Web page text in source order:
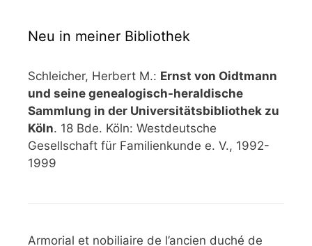
Neu in meiner Bibliothek
Schleicher, Herbert M.: Ernst von Oidtmann
und seine genealogisch-heraldische
Sammlung in der Universitätsbibliothek zu
Köln. 18 Bde. Köln: Westdeutsche
Gesellschaft für Familienkunde e. V., 1992-
1999
Armorial et nobiliaire de l’ancien duché de